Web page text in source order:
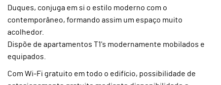
Duques, conjuga em si o estilo moderno com o
contemporâneo, formando assim um espaço muito
acolhedor.
Dispõe de apartamentos T1's modernamente mobilados e
equipados.
Com Wi-Fi gratuito em todo o edifício, possibilidade de